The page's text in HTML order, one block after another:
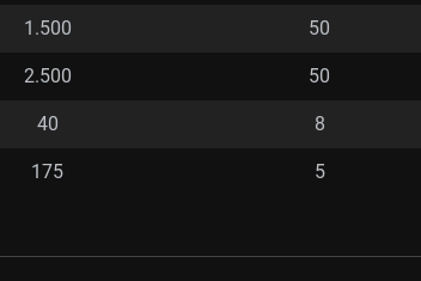
1.500 50
2.500 50
40 8
175 5